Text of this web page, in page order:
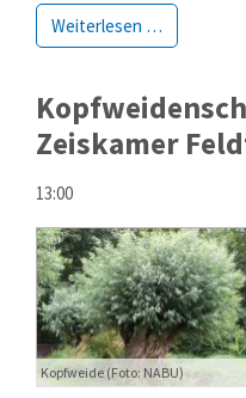
Weiterlesen …
Zeiskamer
13:00
Kopfweide (Foto: NABU)